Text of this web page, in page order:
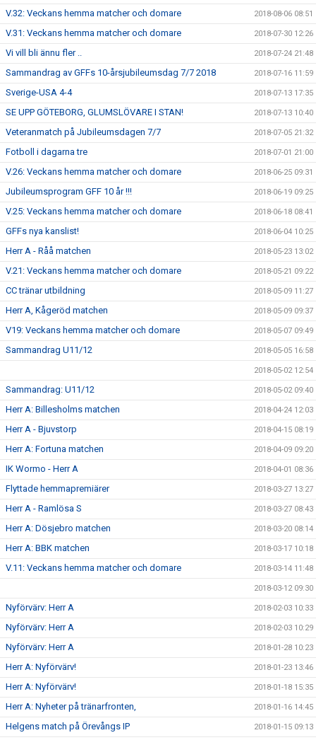
V.32: Veckans hemma matcher och domare 2018-08-06 08:51
V.31: Veckans hemma matcher och domare 2018-07-30 12:26
Vi vill bli ännu fler .. 2018-07-24 21:48
Sammandrag av GFFs 10-årsjubileumsdag 7/7 2018 2018-07-16 11:59
Sverige-USA 4-4 2018-07-13 17:35
SE UPP GÖTEBORG, GLUMSLÖVARE I STAN! 2018-07-13 10:40
Veteranmatch på Jubileumsdagen 7/7 2018-07-05 21:32
Fotboll i dagarna tre 2018-07-01 21:00
V.26: Veckans hemma matcher och domare 2018-06-25 09:31
Jubileumsprogram GFF 10 år !!! 2018-06-19 09:25
V.25: Veckans hemma matcher och domare 2018-06-18 08:41
GFFs nya kanslist! 2018-06-04 10:25
Herr A - Råå matchen 2018-05-23 13:02
V.21: Veckans hemma matcher och domare 2018-05-21 09:22
CC tränar utbildning 2018-05-09 11:27
Herr A, Kågeröd matchen 2018-05-09 09:37
V19: Veckans hemma matcher och domare 2018-05-07 09:49
Sammandrag U11/12 2018-05-05 16:58
2018-05-02 12:54
Sammandrag: U11/12 2018-05-02 09:40
Herr A: Billesholms matchen 2018-04-24 12:03
Herr A - Bjuvstorp 2018-04-15 08:19
Herr A: Fortuna matchen 2018-04-09 09:20
IK Wormo - Herr A 2018-04-01 08:36
Flyttade hemmapremiärer 2018-03-27 13:27
Herr A - Ramlösa S 2018-03-27 08:43
Herr A: Dösjebro matchen 2018-03-20 08:14
Herr A: BBK matchen 2018-03-17 10:18
V.11: Veckans hemma matcher och domare 2018-03-14 11:48
2018-03-12 09:30
Nyförvärv: Herr A 2018-02-03 10:33
Nyförvärv: Herr A 2018-02-03 10:29
Nyförvärv: Herr A 2018-01-28 10:23
Herr A: Nyförvärv! 2018-01-23 13:46
Herr A: Nyförvärv! 2018-01-18 15:35
Herr A: Nyheter på tränarfronten, 2018-01-16 14:45
Helgens match på Örevångs IP 2018-01-15 09:13